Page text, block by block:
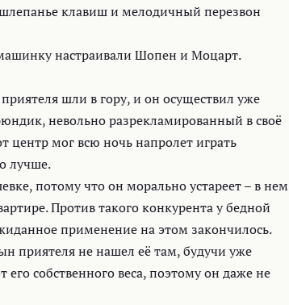
клавиш и мелодичный перезвон
настраивали Шопен и Моцарт.
шли в гору, и он осуществил уже
невольно разрекламированный в своё
мог всю ночь напролет играть
лучше.
потому что он морально устареет – в нем
Против такого конкурента у бедной
применение на этом закончилось.
приятеля не нашел её там, будучи уже
собственного веса, поэтому он даже не